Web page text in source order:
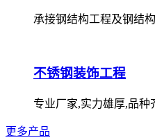
承接钢结构工程及钢结
不锈钢装饰工程
专业厂家,实力雄厚,品种
更多产品